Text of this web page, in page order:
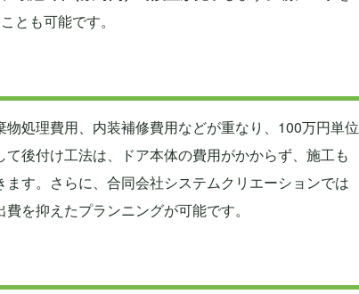
とも可能です。
処理費用、内装補修費用などが重なり、100万円単位
後付け工法は、ドア本体の費用がかからず、施工も
す。さらに、合同会社システムクリエーションでは
を抑えたプランニングが可能です。